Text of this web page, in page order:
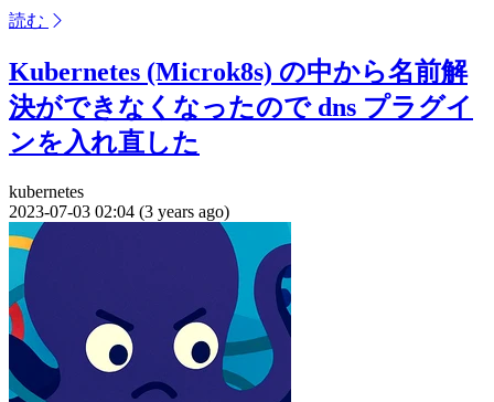
読む
Kubernetes (Microk8s) の中から名前解
決ができなくなったので dns プラグイ
ンを入れ直した
kubernetes
2023-07-03 02:04 (3 years ago)